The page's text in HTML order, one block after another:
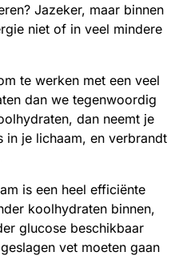
Jazeker, maar binnen
niet of in veel mindere
te werken met een veel
dan we tegenwoordig
dan neemt je
in je lichaam, en verbrandt
is een heel efficiënte
koolhydraten binnen,
glucose beschikbaar
vet moeten gaan